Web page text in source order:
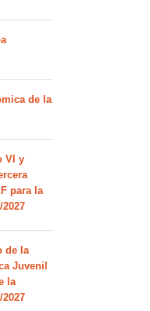
de la
VI y
para la
de la
Juvenil
la